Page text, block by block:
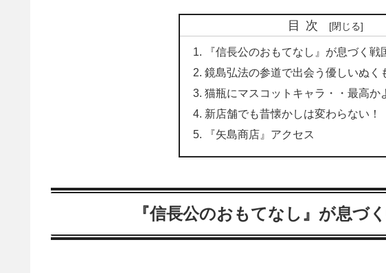
目次
『信長公のおもてなし』が息づく戦
鏡島弘法の参道で出会う優しいぬく
猫瓶にマスコットキャラ・・最高か
新店舗でも昔懐かしは変わらない！
『矢島商店』アクセス
『信長公のおもてなし』が息づ